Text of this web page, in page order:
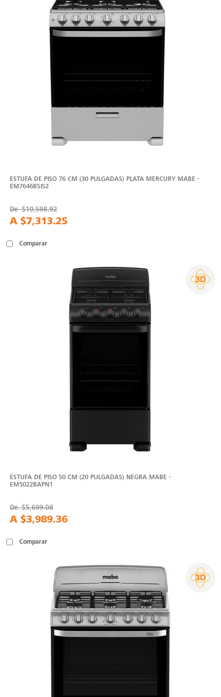
ESTUFA DE PISO 76 CM (30 PULGADAS) PLATA MERCURY MABE -
EM7646BSIS2
De$10,598.92
A $7,313.25
Comparar
ESTUFA DE PISO 50 CM (20 PULGADAS) NEGRA MABE -
EM5022BAPN1
De$5,699.08
A $3,989.36
Comparar